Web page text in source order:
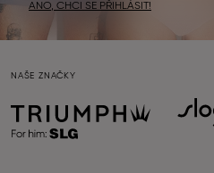
ANO, CHCI SE PŘIHLÁSIT!
NAŠE ZNAČKY